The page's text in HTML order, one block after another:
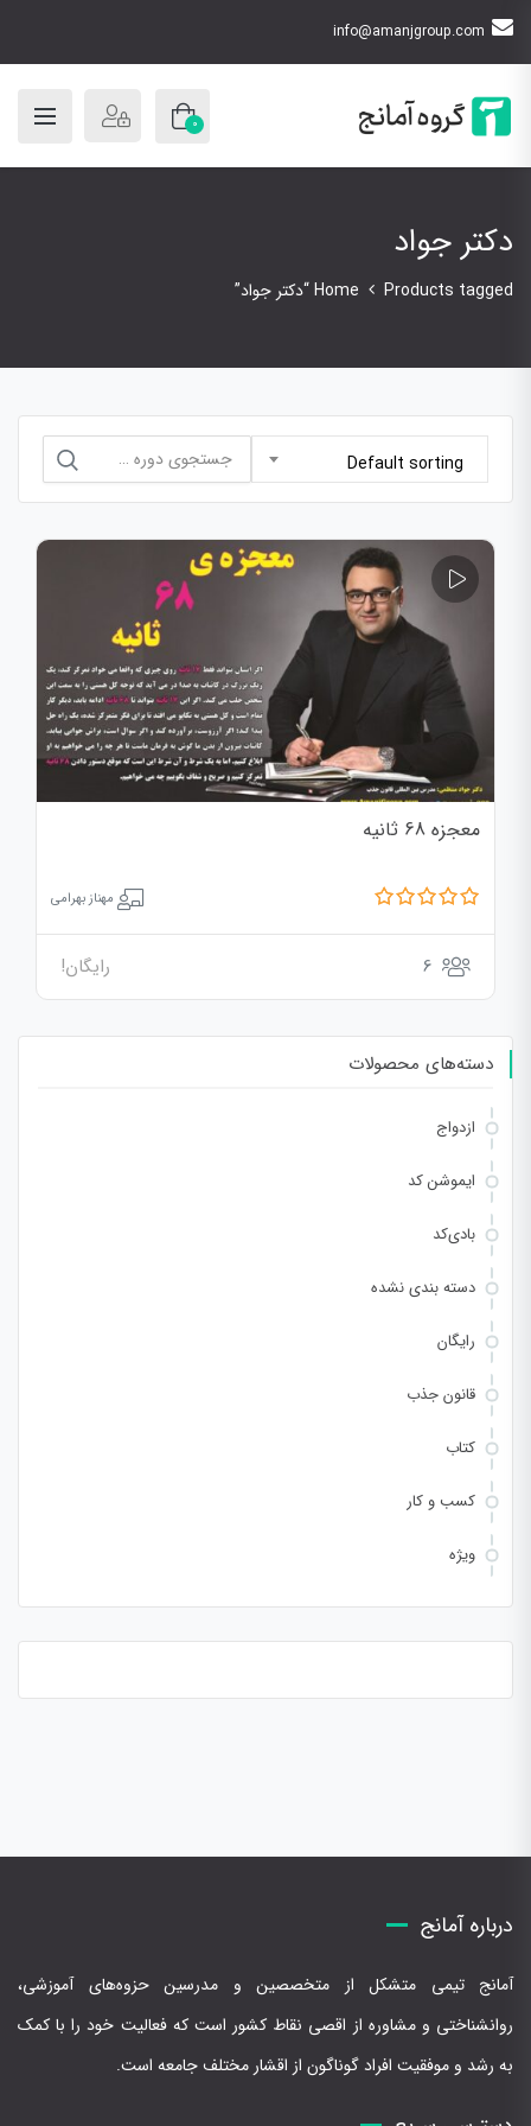
info@amanjgroup.com
0
دکتر جواد
Home Products tagged “دکتر جواد”
Default sorting
جستجو
معجزه 68 ثانیه
مهناز بهرامی
6 رایگان!
دسته‌های محصولات
ازدواج
ایموشن کد
بادی‌کد
دسته بندی نشده
رایگان
قانون جذب
کتاب
کسب و کار
ویژه
درباره آمانج
آمانج تیمی متشکل از متخصصین و مدرسین حزوه‌های آموزشی،
روانشناختی و مشاوره از اقصی نقاط کشور است که فعالیت خود را با کمک
به رشد و موفقیت افراد گوناگون از اقشار مختلف جامعه است.